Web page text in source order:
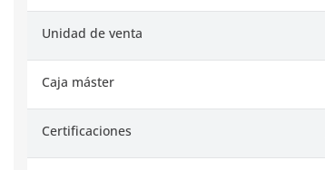
Unidad de venta
Caja máster
Certificaciones